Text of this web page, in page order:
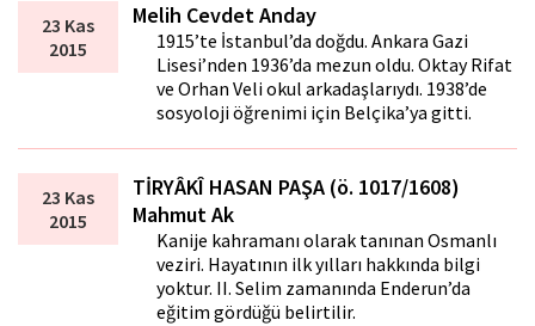
23 Kas
2015
Melih Cevdet Anday
1915’te İstanbul’da doğdu. Ankara Gazi
Lisesi’nden 1936’da mezun oldu. Oktay Rifat
ve Orhan Veli okul arkadaşlarıydı. 1938’de
sosyoloji öğrenimi için Belçika’ya gitti.
23 Kas
2015
TİRYÂKÎ HASAN PAŞA (ö. 1017/1608)
Mahmut Ak
Kanije kahramanı olarak tanınan Osmanlı
veziri. Hayatının ilk yılları hakkında bilgi
yoktur. II. Selim zamanında Enderun’da
eğitim gördüğü belirtilir.